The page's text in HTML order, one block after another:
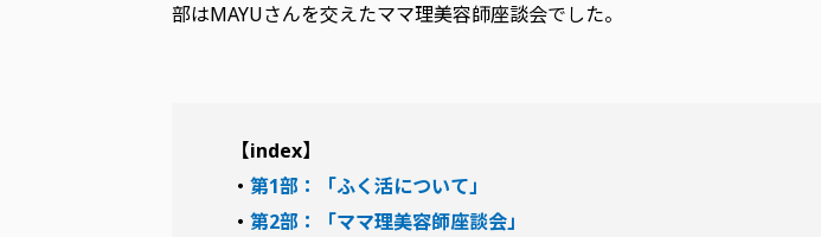
部はMAYUさんを交えたママ理美容師座談会でした。
【index】
・ 第1部：「ふく活について」
・ 第2部：「ママ理美容師座談会」